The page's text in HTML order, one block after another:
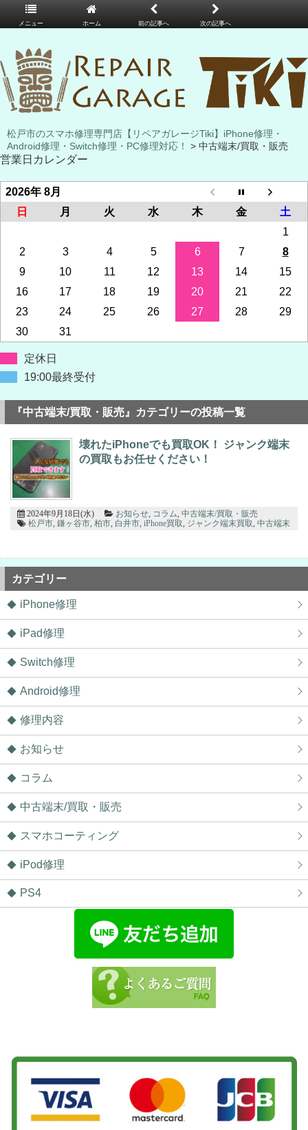
松戸市のスマホ修理専門店【リペアガレージTiki】iPhone修理・
Android修理・Switch修理・PC修理対応！
> 中古端末/買取・販売
営業日カレンダー
2026年 8月
日
月 火 水 木 金
土
1
2
3 4 5 6 7
8
9
10 11 12 13 14
15
16
17 18 19 20 21
22
23
24 25 26 27 28
29
30
31
定休日
19:00最終受付
『中古端末/買取・販売』カテゴリーの投稿一覧
壊れたiPhoneでも買取OK！ ジャンク端末
の買取もお任せください！
2024年9月18日(水) お知らせ コラム 中古端末/買取・販売
松戸市 鎌ヶ谷市 柏市 白井市 iPhone買取 ジャンク端末買取 中古端末
カテゴリー
iPhone修理
iPad修理
Switch修理
Android修理
修理内容
お知らせ
コラム
中古端末/買取・販売
スマホコーティング
iPod修理
PS4
メニュー ホーム 前の記事へ 次の記事へ